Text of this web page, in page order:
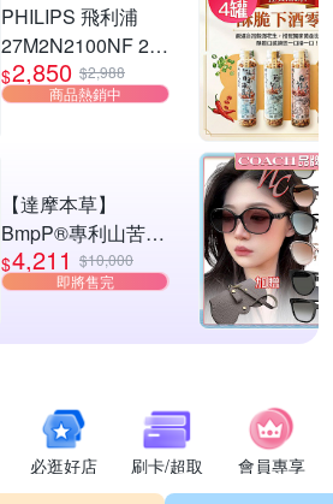
PHILIPS 飛利浦
27M2N2100NF 27
型 IPS FHD 144Hz
電競螢幕
$2,850 $2,988
商品熱銷中
【達摩本草】
BmpP®專利山苦瓜
胜肽x5盒(90顆/盒、
共450顆)
$4,211 $10,000
即將售完
必逛好店 刷卡/超取 會員專享